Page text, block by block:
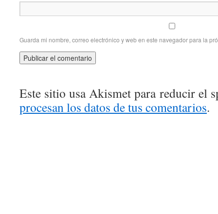
Guarda mi nombre, correo electrónico y web en este navegador para la
Este sitio usa Akismet para reducir el
procesan los datos de tus comentarios.